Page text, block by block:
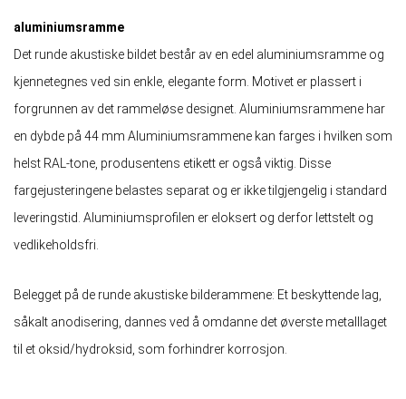
aluminiumsramme
Det runde akustiske bildet består av en edel aluminiumsramme og
kjennetegnes ved sin enkle, elegante form. Motivet er plassert i
forgrunnen av det rammeløse designet. Aluminiumsrammene har
en dybde på 44 mm Aluminiumsrammene kan farges i hvilken som
helst RAL-tone, produsentens etikett er også viktig. Disse
fargejusteringene belastes separat og er ikke tilgjengelig i standard
leveringstid. Aluminiumsprofilen er eloksert og derfor lettstelt og
vedlikeholdsfri.
Belegget på de runde akustiske bilderammene: Et beskyttende lag,
såkalt anodisering, dannes ved å omdanne det øverste metalllaget
til et oksid/hydroksid, som forhindrer korrosjon.